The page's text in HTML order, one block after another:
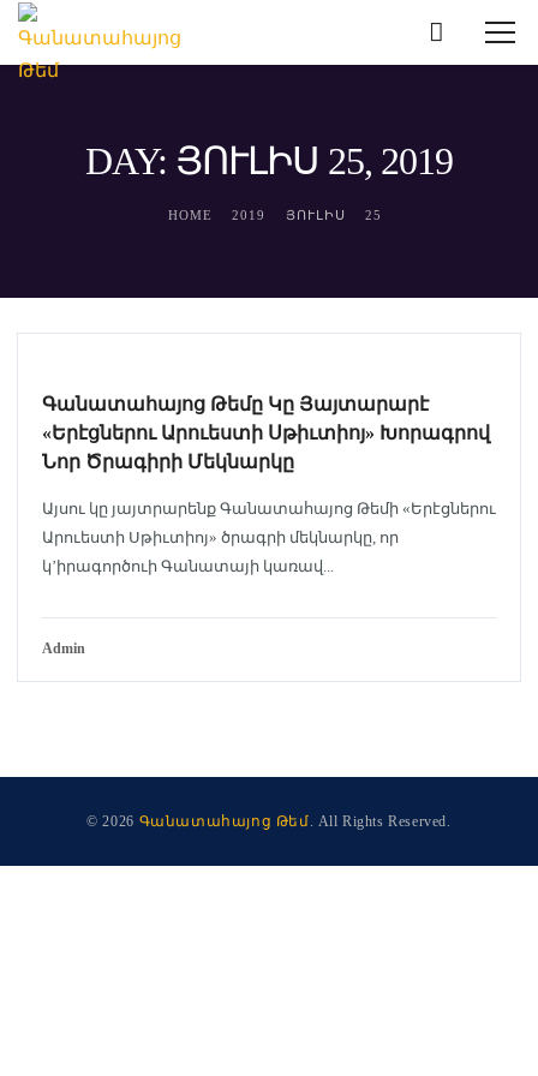
DAY: ՅՈՒԼԻՍ 25, 2019
HOME 2019 ՅՈՒԼԻՍ 25
Գանատահայոց Թեմը Կը Յայտարարէ
«Երէցներու Արուեստի Սթիւտիոյ» Խորագրով
Նոր Ծրագիրի Մեկնարկը
Այսու կը յայտրարենք Գանատահայոց Թեմի «Երէցներու
Արուեստի Սթիւտիոյ» ծրագրի մեկնարկը, որ
կ’իրագործուի Գանատայի կառավ...
Admin
© 2026 Գանատահայոց Թեմ. All Rights Reserved.